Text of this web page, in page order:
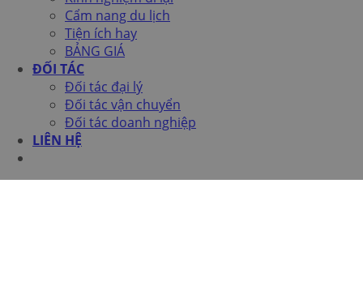
Cẩm nang du lịch
Tiện ích hay
BẢNG GIÁ
ĐỐI TÁC
Đối tác đại lý
Đối tác vận chuyển
Đối tác doanh nghiệp
LIÊN HỆ